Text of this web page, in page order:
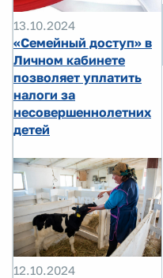
13.10.2024
«Семейный доступ» в
Личном кабинете
позволяет уплатить
налоги за
несовершеннолетних
детей
12.10.2024